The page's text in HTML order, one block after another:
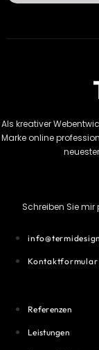
Als kreativer
Marke online
Schreiben Sie mir
Kontaktformular
Referenzen
Leistungen